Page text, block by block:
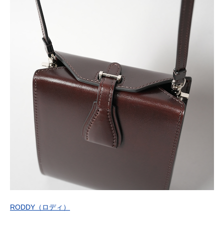
RODDY （ロディ）